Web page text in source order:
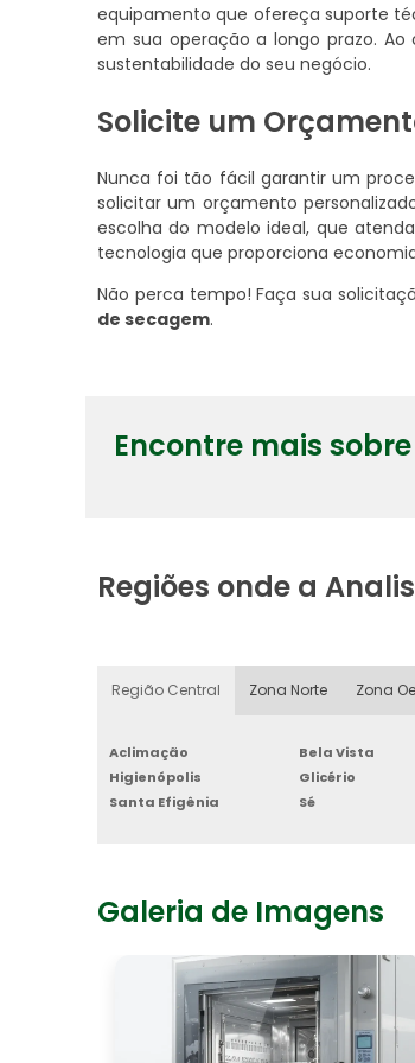
equipamento que ofereça suporte
em sua operação a longo prazo.
sustentabilidade do seu negócio.
Solicite um
Nunca foi tão fácil garantir um
solicitar um orçamento
escolha do modelo ideal, que
tecnologia que proporciona
Não perca tempo! Faça sua
de secagem.
Encontre mais
Regiões onde a
Região Central Zona Norte Zona
Aclimação Bela Vista
Higienópolis
Glicério
Santa Efigênia
Sé
Galeria de Imagens